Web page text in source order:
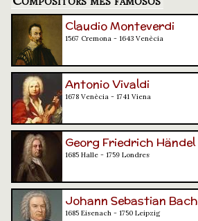
Claudio Monteverdi
1567 Cremona - 1643 Venècia
Antonio Vivaldi
1678 Venècia - 1741 Viena
Georg Friedrich Händel
1685 Halle - 1759 Londres
Johann Sebastian Bach
1685 Eisenach - 1750 Leipzig